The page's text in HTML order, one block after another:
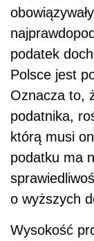
podatek
Polsce jest
Oznacza to,
podatnika,
którą musi
podatku ma
o wyższych
Wysokość